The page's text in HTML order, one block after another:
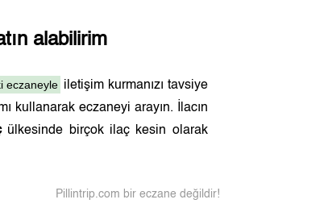
alabilirim
eczaneyle iletişim kurmanızı tavsiye
kullanarak eczaneyi arayın. İlacın
ülkesinde birçok ilaç kesin olarak
Pillintrip.com bir eczane değildir!